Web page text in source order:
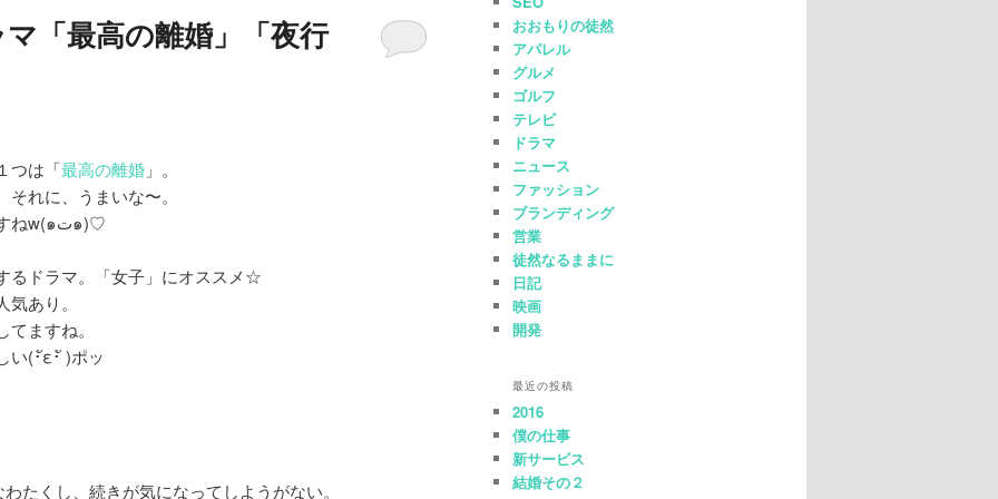
「最高の離婚」「夜行
つは「最高の離婚 」。
れに、うまいな〜。
なんか、あの感じ、ニクイですねw(๑ت๑)♡
るドラマ。「女子」にオススメ☆
あり。
ますね。
い(･ัε･ั )ポッ
たくし、続きが気になってしようがない。
おおもりの徒然
アパレル
グルメ
ゴルフ
テレビ
ドラマ
ニュース
ファッション
ブランディング
営業
徒然なるままに
日記
映画
開発
最近の投稿
2016
僕の仕事
新サービス
結婚その２